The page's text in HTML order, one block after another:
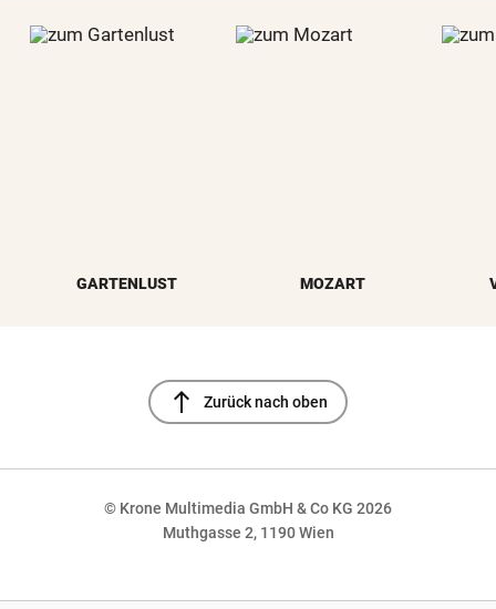
GARTENLUST MOZART
north Zurück nach oben
© Krone Multimedia GmbH & Co KG 2026
Muthgasse 2, 1190 Wien